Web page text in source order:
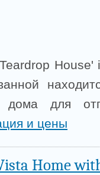
дома для
и цены
Home